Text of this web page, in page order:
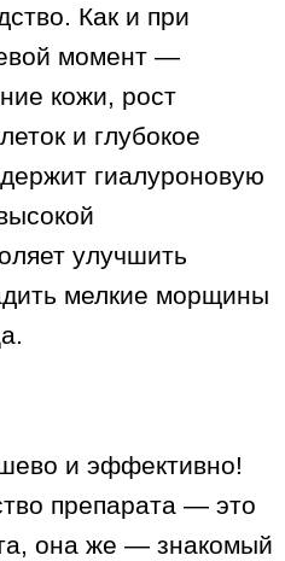
Как и при
момент —
кожи, рост
и глубокое
гиалуроновую
улучшить
мелкие морщины
и эффективно!
препарата — это
она же — знакомый